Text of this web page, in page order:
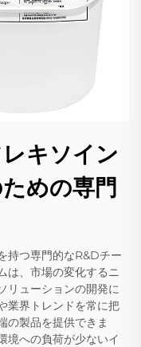
キソイン
めの専門
持つ専門的なR&Dチー
は、市場の変化するニ
リューションの開発に
業界トレンドを常に把
の製品を提供できま
境への負荷が少ないイ